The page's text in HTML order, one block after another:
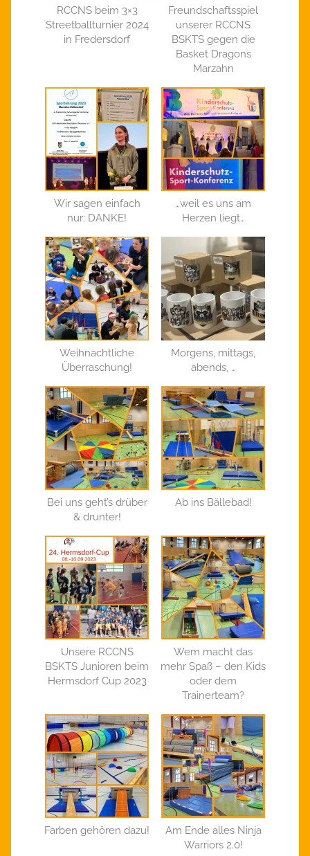
RCCNS beim 3×3
Streetballturnier 2024
in Fredersdorf
Freundschaftsspiel
unserer RCCNS
BSKTS gegen die
Basket Dragons
Marzahn
Wir sagen einfach
nur: DANKE!
…weil es uns am
Herzen liegt…
Weihnachtliche
Überraschung!
Morgens, mittags,
abends, …
Bei uns geht’s drüber
& drunter!
Ab ins Bällebad!
Unsere RCCNS
BSKTS Junioren beim
Hermsdorf Cup 2023
Wem macht das
mehr Spaß – den Kids
oder dem
Trainerteam?
Farben gehören dazu!
Am Ende alles Ninja
Warriors 2.0!